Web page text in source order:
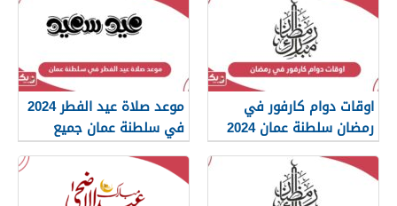
اوقات دوام كارفور في
رمضان سلطنة عمان 2024
موعد صلاة عيد الفطر 2024
في سلطنة عمان جميع
المحافظات